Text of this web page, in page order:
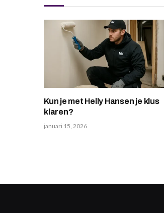
Kun je met Helly Hansen je klus
klaren?
januari 15, 2026